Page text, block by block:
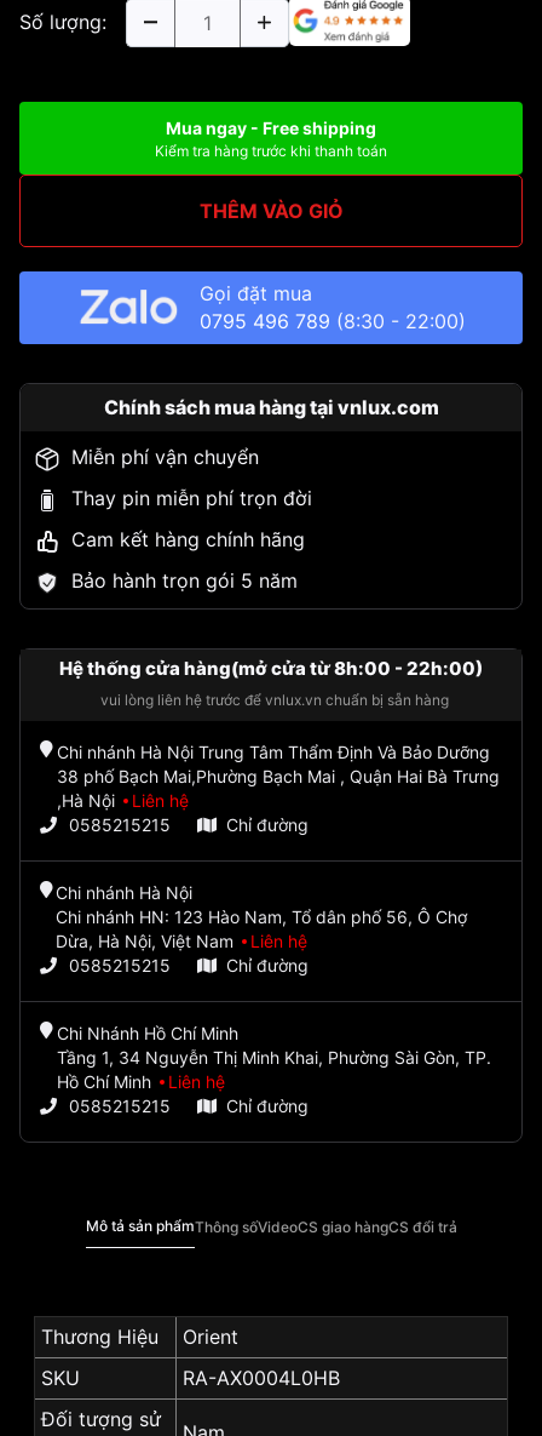
Số lượng:
Mua ngay - Free shipping
Kiểm tra hàng trước khi thanh toán
THÊM VÀO GIỎ
Gọi đặt mua
0795 496 789 (8:30 - 22:00)
Chính sách mua hàng tại vnlux.com
Miễn phí vận chuyển
Thay pin miễn phí trọn đời
Cam kết hàng chính hãng
Bảo hành trọn gói 5 năm
Hệ thống cửa hàng(mở cửa từ 8h:00 - 22h:00)
vui lòng liên hệ trước để vnlux.vn chuẩn bị sẵn hàng
Chi nhánh Hà Nội Trung Tâm Thẩm Định Và Bảo Dưỡng
38 phố Bạch Mai,Phường Bạch Mai , Quận Hai Bà Trưng
,Hà Nội
Liên hệ
0585215215
Chỉ đường
Chi nhánh Hà Nội
Chi nhánh HN: 123 Hào Nam, Tổ dân phố 56, Ô Chợ
Dừa, Hà Nội, Việt Nam
Liên hệ
0585215215
Chỉ đường
Chi Nhánh Hồ Chí Minh
Tầng 1, 34 Nguyễn Thị Minh Khai, Phường Sài Gòn, TP.
Hồ Chí Minh
Liên hệ
0585215215
Chỉ đường
Mô tả sản phẩmThông sốVideoCS giao hàngCS đổi trả
Thương Hiệu
Orient
SKU
RA-AX0004L0HB
Đối tượng sử